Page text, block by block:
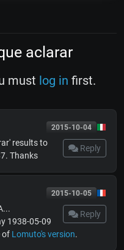
aclarar
must log in first.
2015-10-04
Reply
results to
Thanks
2015-10-05
Reply
1938-05-09
of Lomuto's version.